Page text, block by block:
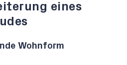
eines
Wohnform